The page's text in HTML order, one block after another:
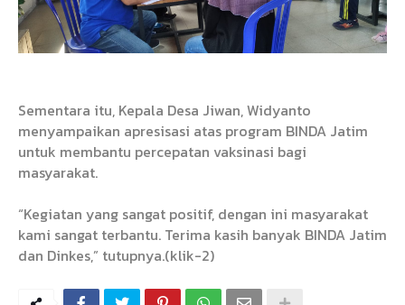
Sementara itu, Kepala Desa Jiwan, Widyanto
menyampaikan apresisasi atas program BINDA Jatim
untuk membantu percepatan vaksinasi bagi
masyarakat.
“Kegiatan yang sangat positif, dengan ini masyarakat
kami sangat terbantu. Terima kasih banyak BINDA Jatim
dan Dinkes,” tutupnya.(klik-2)